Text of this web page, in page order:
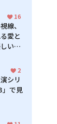
16
線、
愛と
い
2
シリ
」で見